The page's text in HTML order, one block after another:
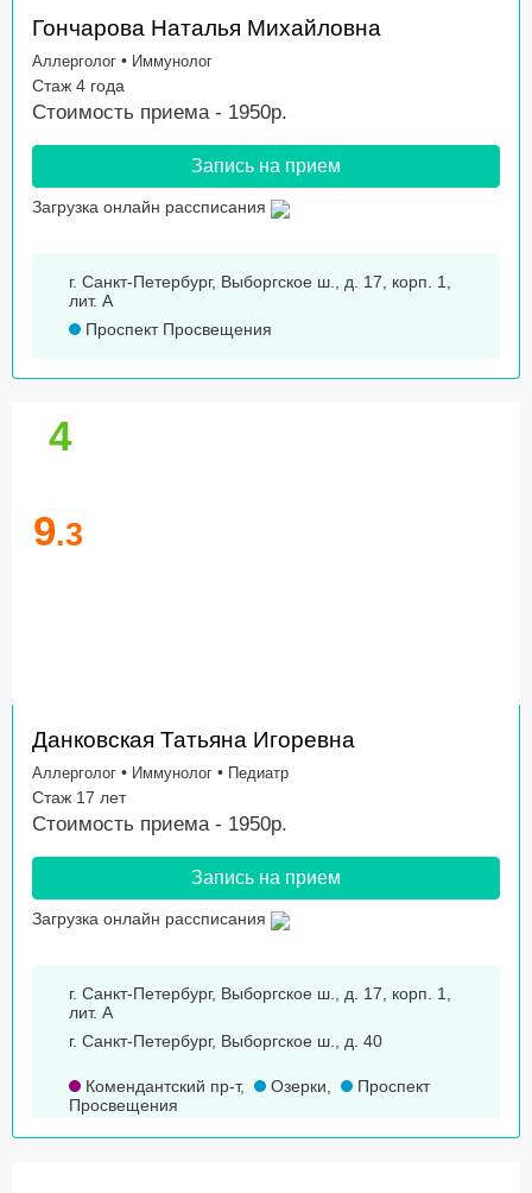
Гончарова Наталья Михайловна
Аллерголог • Иммунолог
Стаж 4 года
Стоимость приема - 1950р.
Запись на прием
Загрузка онлайн рассписания
г. Санкт-Петербург, Выборгское ш., д. 17, корп. 1,
лит. А
Проспект Просвещения
4
9.3
Данковская Татьяна Игоревна
Аллерголог • Иммунолог • Педиатр
Стаж 17 лет
Стоимость приема - 1950р.
Запись на прием
Загрузка онлайн рассписания
г. Санкт-Петербург, Выборгское ш., д. 17, корп. 1,
лит. А
г. Санкт-Петербург, Выборгское ш., д. 40
Комендантский пр-т, Озерки,
Проспект
Просвещения